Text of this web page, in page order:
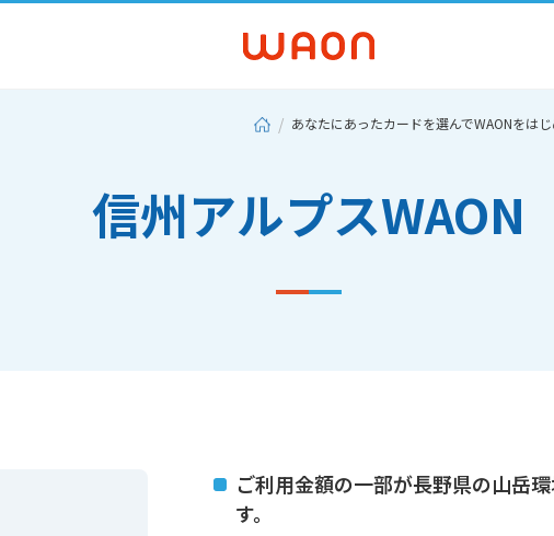
あなたにあったカードを選んでWAONをは
信州アルプスWAON
ご利用金額の一部が長野県の山岳
す。